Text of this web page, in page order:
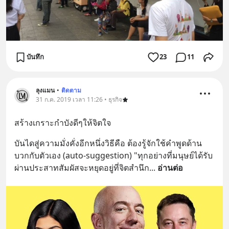
บันทึก 23 11
ลุงแมน • ติดตาม
31 ก.ค. 2019 เวลา 11:26 • ธุรกิจ
สร้างเกราะกำบังดีๆให้จิตใจ
บันไดสู่ความมั่งคั่งอีกหนึ่งวิธีคือ ต้องรู้จักใช้คำพูดด้าน
บวกกับตัวเอง (auto-suggestion) "ทุกอย่างที่มนุษย์ได้รับ
ผ่านประสาทสัมผัสจะหยุดอยู่ที่จิตสำนึก... อ่านต่อ